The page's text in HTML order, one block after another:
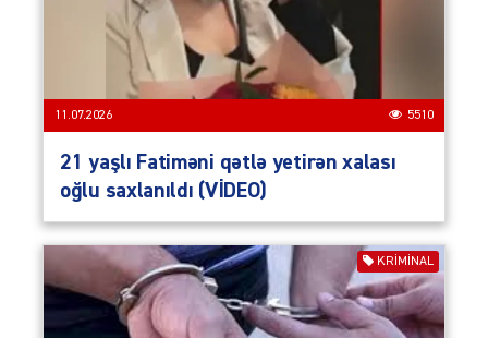
11.07.2026 5510
21 yaşlı Fatiməni qətlə yetirən xalası
oğlu saxlanıldı (VİDEO)
KRIMINAL